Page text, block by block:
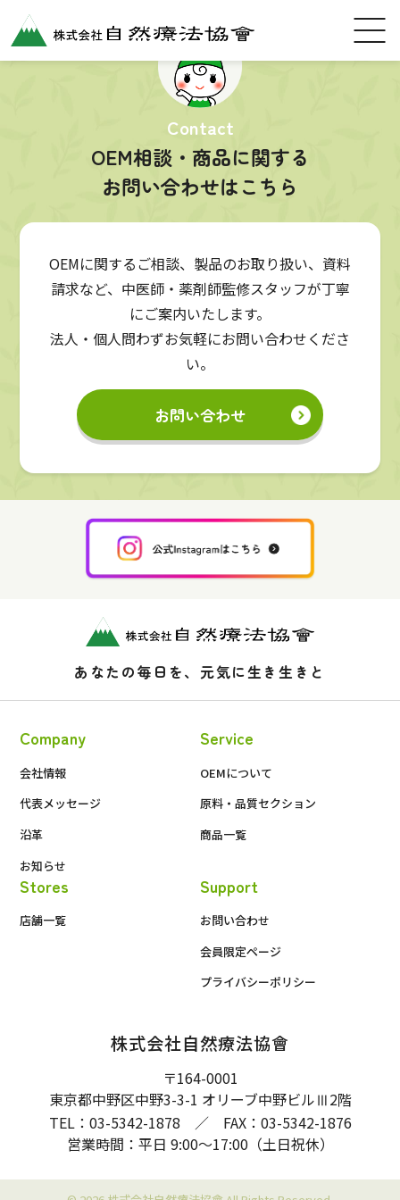
Contact
OEM相談・商品に関する
お問い合わせはこちら
OEMに関するご相談、製品のお取り扱い、資料
請求など、中医師・薬剤師監修スタッフが丁寧
にご案内いたします。
法人・個人問わずお気軽にお問い合わせくださ
い。
お問い合わせ
あなたの毎日を、元気に生き生きと
Company
会社情報
代表メッセージ
沿革
お知らせ
Service
OEMについて
原料・品質セクション
商品一覧
Stores
店舗一覧
Support
お問い合わせ
会員限定ページ
プライバシーポリシー
株式会社自然療法協會
〒164-0001
東京都中野区中野3-3-1 オリーブ中野ビル Ⅲ 2階
TEL：03-5342-1878 ／ FAX：03-5342-1876
営業時間：平日 9:00〜17:00（土日祝休）